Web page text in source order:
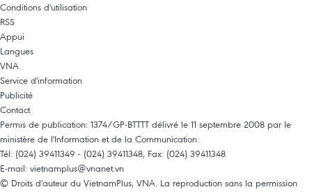
Conditions d'utilisation
RSS
Appui
Langues
VNA
Service d'information
Publicité
Contact
Permis de publication: 1374/GP-BTTTT délivré le 11 septembre 2008 par le
ministère de l'Information et de la Communication.
Tél: (024) 39411349 - (024) 39411348, Fax: (024) 39411348
E-mail: vietnamplus@vnanet.vn
© Droits d'auteur du VietnamPlus, VNA. La reproduction sans la permission